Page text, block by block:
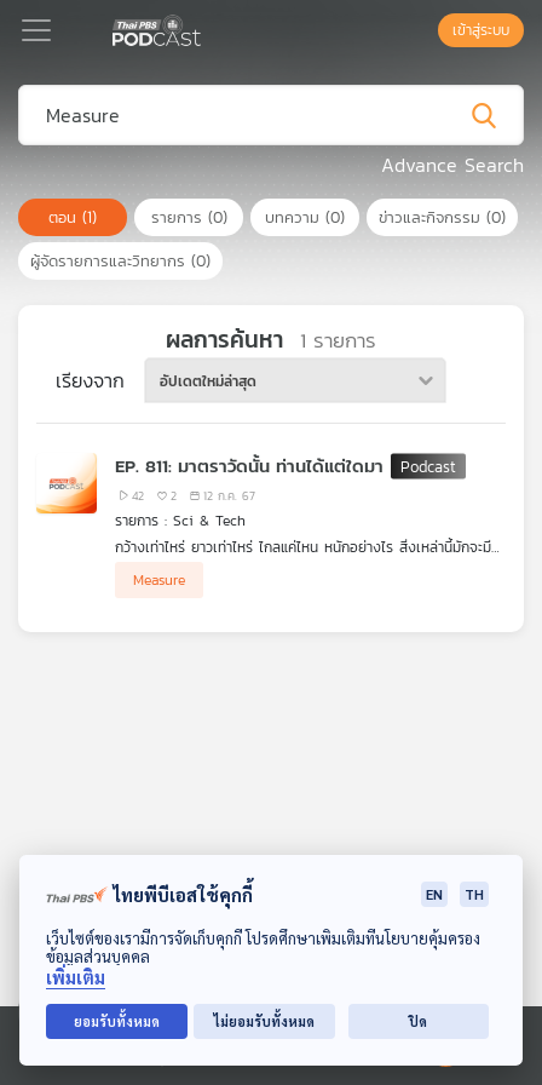
Podcast
เพล
ย์
ลิ
เพล
สต์
และ
เกี่ยว
ดาวน์โหลด Thai PBS Podcast Application
Ⓒ 2020 องค์การกระจายเสียงและแพร่ภาพสาธารณะแห่งประเทศไทย
เข้าสู่ระบบ
Advance Search
ตอน (1) รายการ (0) บทความ (0) ข่าวและกิจกรรม (0)
ผู้จัดรายการและวิทยากร (0)
ผลการค้นหา 1 รายการ
เรียงจาก อัปเดตใหม่ล่าสุด
EP. 811: มาตราวัดนั้น ท่านได้แต่ใดมา
42 2 12 ก.ค. 67
รายการ : Sci & Tech
กว้างเท่าไหร่ ยาวเท่าไหร่ ไกลแค่ไหน หนักอย่างไร สิ่งเหล่านี้มักจะมี
ยอมรับนั้นมีที่มาอย่างไร Sci & Tech ตอนนี้ย้อนที่มาของการชั่ง
วัน ฟังกับ ดร.พงศกร สายเพ็ชร์
Measure
ไทยพีบีเอสใช้คุกกี้ EN TH
เว็บไซต์ของเรามีการจัดเก็บคุกกี้ โปรดศึกษาเพิ่มเติมที่นโยบายคุ้มครอง
ข้อมูลส่วนบุคคล
เพิ่มเติม
ยอมรับทั้งหมด ไม่ยอมรับทั้งหมด ปิด